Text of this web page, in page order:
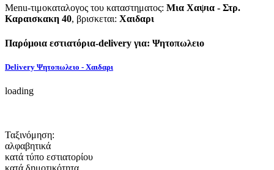
Menu-τιμοκαταλογος του καταστηματος: Μια Χαψια - Στρ.
Καραισκακη 40, βρισκεται: Χαιδαρι
Παρόμοια εστιατόρια-delivery για: Ψητοπωλειο
Delivery Ψητοπωλειο - Χαιδαρι
loading
Ταξινόμηση:
αλφαβητικά
κατά τύπο εστιατορίου
κατά δημοτικότητα